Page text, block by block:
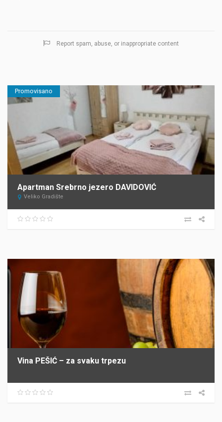
Report spam, abuse, or inappropriate content
Promovisano
Apartman Srebrno jezero DAVIDOVIĆ
Veliko Gradište
Vina PEŠIĆ – za svaku trpezu